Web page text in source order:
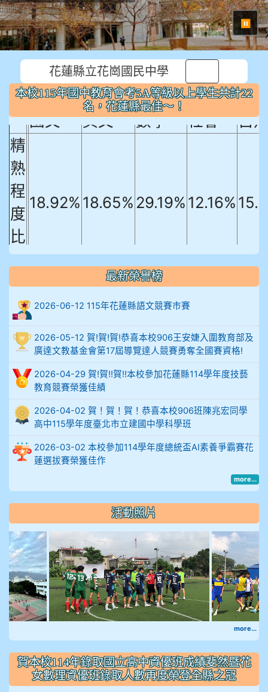
⏸
花蓮縣立花崗國民中學
本校115年國中教育會考5A等級以上學生共計22
名，花蓮縣最佳～！
本校115年國中教育會考5A等級以上
學生共計22名，花蓮縣最佳～！
英文 數學
精
熟
程
度
比
例
906陳兆宏 5A10+ 作文5
912余 嘉 5A10+
914謝佩臻 5A10+
902蘇奕愷
903陳品帆
904彭子庭
905蔣昇和
905周沛蓉
905鄭瑀安
906江彥臻
907張晏寧
908彭主豪
909林柏翰
909林玉楓
909林朝智
910謝尚橙
910呂芃澔
910溫婕伶
911王祉傑
911張 婷
912彭子宸
914王苡澄
最新榮譽榜
2026-06-12 115年花蓮縣語文競賽市賽
2026-05-12 賀!賀!賀!恭喜本校906王安婕入圍教育部及
廣達文教基金會第17屆導覽達人競賽勇奪全國賽資格!
2026-04-29 賀!賀!!賀!!本校參加花蓮縣114學年度技藝
教育競賽榮獲佳績
2026-04-02 賀！賀！賀！恭喜本校906班陳兆宏同學
高中115學年度臺北市立建國中學科學班
2026-03-02 本校參加114學年度總統盃AI素養爭霸賽花
蓮選拔賽榮獲佳作
more...
活動照片
跑馬燈
more...
賀本校114年錄取國立高中資優班成績斐然暨花
女數理資優班錄取人數再度榮登全縣之冠